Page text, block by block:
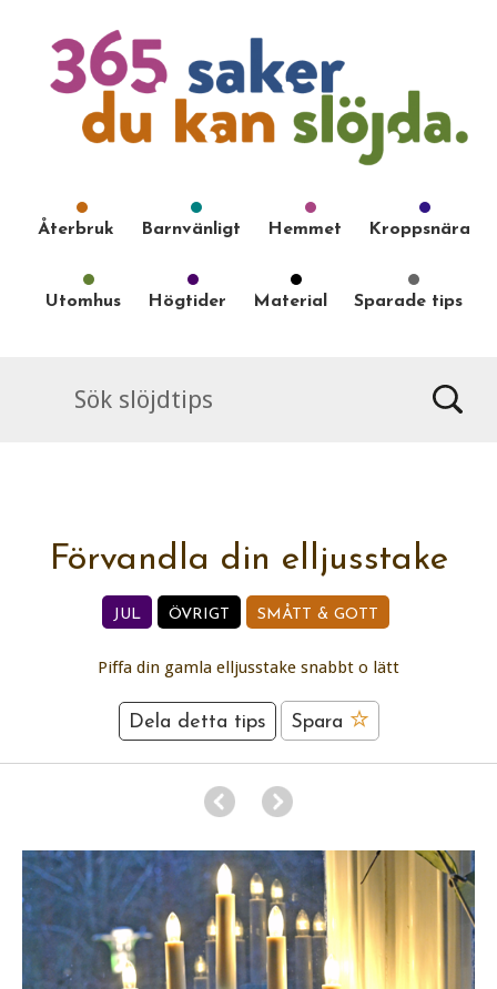
Återbruk Barnvänligt Hemmet Kroppsnära
Utomhus Högtider Material Sparade tips
Förvandla din elljusstake
JUL ÖVRIGT SMÅTT & GOTT
Piffa din gamla elljusstake snabbt o lätt
Dela detta tips Spara